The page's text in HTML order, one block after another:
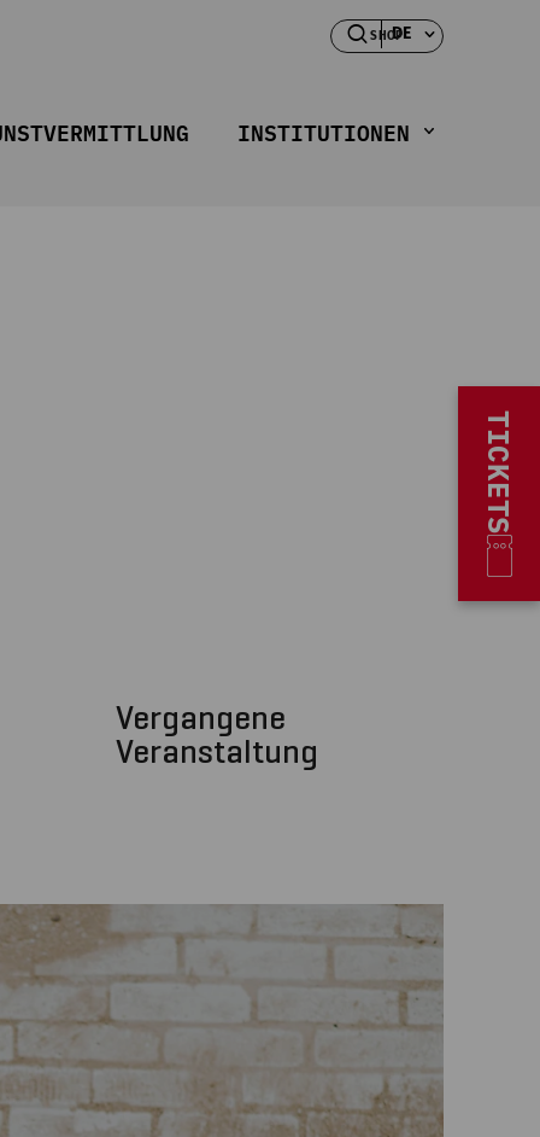
SHOP
TICKETS
DE
INSTITUTIONEN
Vergangene
Veranstaltung